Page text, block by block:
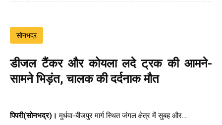
सोनभद्र
डीजल टैंकर और कोयला लदे ट्रक की आमने-
सामने भिड़ंत, चालक की दर्दनाक मौत
पिपरी(सोनभद्र)। मुर्धवा-बीजपुर मार्ग स्थित जंगल क्षेत्र में सुबह और....